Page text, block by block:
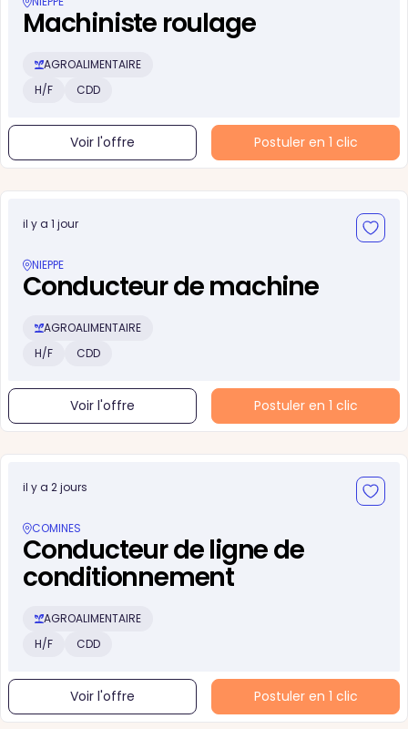
Machiniste roulage
AGROALIMENTAIRE
H/F
CDD
Voir l'offre Postuler en 1 clic
il y a 1 jour
NIEPPE
Conducteur de machine
AGROALIMENTAIRE
H/F
CDD
Voir l'offre Postuler en 1 clic
il y a 2 jours
COMINES
Conducteur de ligne de
conditionnement
AGROALIMENTAIRE
H/F
CDD
Voir l'offre Postuler en 1 clic